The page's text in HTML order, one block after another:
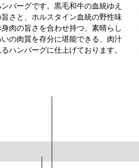
バーグです。黒毛和牛の血統ゆえ
さと、ホルスタイン血統の野性味
身肉の旨さを合わせ持つ、素晴らし
いの肉質を存分に堪能できる、肉汁
ハンバーグに仕上げております。